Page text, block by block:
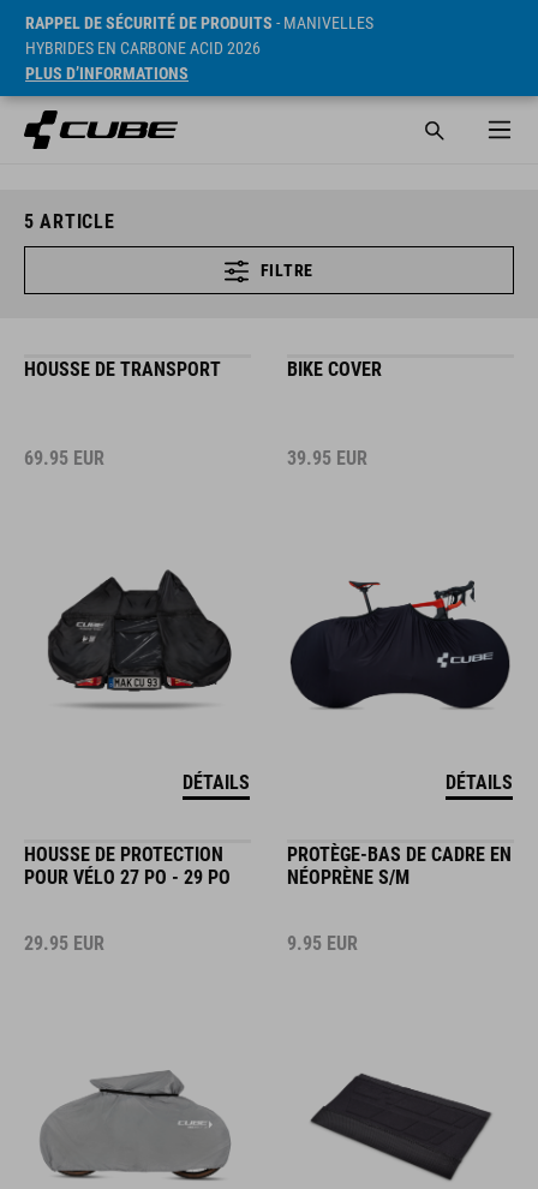
RAPPEL DE SÉCURITÉ DE PRODUITS - MANIVELLES
HYBRIDES EN CARBONE ACID 2026
PLUS D’INFORMATIONS
5 ARTICLE
FILTRE
HOUSSE DE TRANSPORT
69.95 EUR
DÉTAILS
BIKE COVER
39.95 EUR
DÉTAILS
HOUSSE DE PROTECTION
POUR VÉLO 27 PO - 29 PO
29.95 EUR
PROTÈGE-BAS DE CADRE EN
NÉOPRÈNE S/M
9.95 EUR